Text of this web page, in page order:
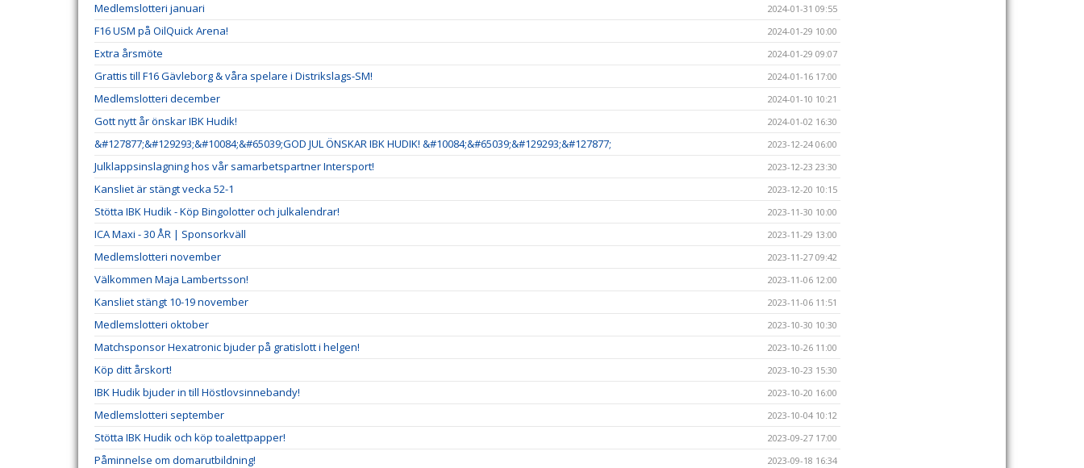
Medlemslotteri januari 2024-01-31 09:55
F16 USM på OilQuick Arena! 2024-01-29 10:00
Extra årsmöte 2024-01-29 09:07
Grattis till F16 Gävleborg & våra spelare i Distrikslags-SM! 2024-01-16 17:00
Medlemslotteri december 2024-01-10 10:21
Gott nytt år önskar IBK Hudik! 2024-01-02 16:30
&#127877;&#129293;&#10084;&#65039;GOD JUL ÖNSKAR IBK HUDIK! &#10084;&#65039;&#129293;&#127877; 2023-12-24 06:00
Julklappsinslagning hos vår samarbetspartner Intersport! 2023-12-23 23:30
Kansliet är stängt vecka 52-1 2023-12-20 10:15
Stötta IBK Hudik - Köp Bingolotter och julkalendrar! 2023-11-30 10:00
ICA Maxi - 30 ÅR | Sponsorkväll 2023-11-29 13:00
Medlemslotteri november 2023-11-27 09:42
Välkommen Maja Lambertsson! 2023-11-06 12:00
Kansliet stängt 10-19 november 2023-11-06 11:51
Medlemslotteri oktober 2023-10-30 10:30
Matchsponsor Hexatronic bjuder på gratislott i helgen! 2023-10-26 11:00
Köp ditt årskort! 2023-10-23 15:30
IBK Hudik bjuder in till Höstlovsinnebandy! 2023-10-20 16:00
Medlemslotteri september 2023-10-04 10:12
Stötta IBK Hudik och köp toalettpapper! 2023-09-27 17:00
Påminnelse om domarutbildning! 2023-09-18 16:34